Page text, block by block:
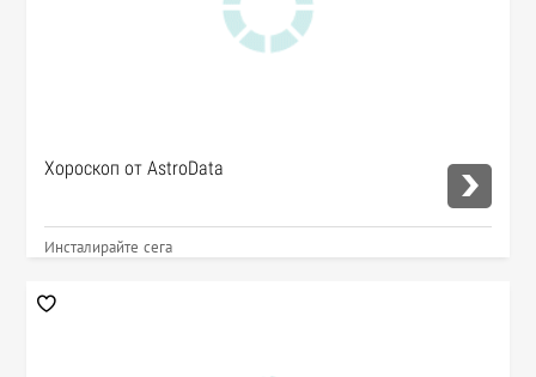
Хороскоп от AstroData
Инсталирайте сега